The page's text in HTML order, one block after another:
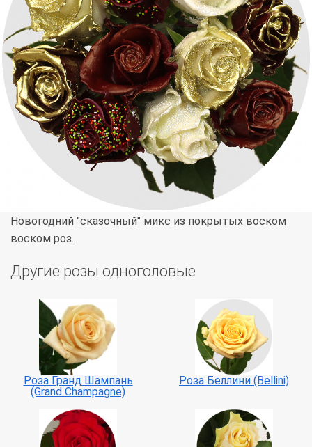
Новогодний "сказочный" микс из покрытых воском
воском роз.
Другие розы одноголовые
Роза Гранд Шампань
(Grand Champagne)
Роза Беллини (Bellini)